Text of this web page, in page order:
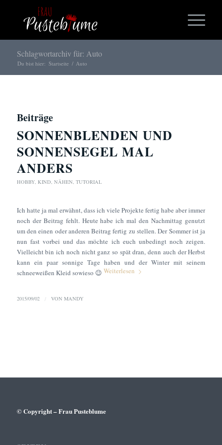
Schlagwortarchiv für: Auto
Du bist hier: Startseite / Auto
Beiträge
SONNENBLENDEN UND
SONNENSEGEL MAL
ANDERS
HOBBY, KIND, NÄHEN, TUTORIAL
Ich hatte ja mal erwähnt, dass ich viele Projekte fertig habe aber immer
noch der Beitrag fehlt. Heute habe ich mal den Nachmittag genutzt
um den einen oder anderen Beitrag fertig zu stellen. Der Sommer ist ja
nun fast vorbei und das möchte ich euch unbedingt noch zeigen.
Vielleicht bin ich noch nicht ganz so spät dran, denn auch der Herbst
kann ein paar sonnige Tage haben und der Winter mit seinem
schneeweißen Kleid sowieso 😉 Weiterlesen
2015/09/02 / VON MANDY
© Copyright – Frau Pusteblume